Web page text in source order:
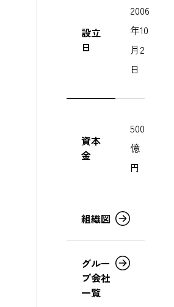
設立
日
2006
年10
月2
日
資本
金
500
億
円
組織図
グルー
プ会社
一覧